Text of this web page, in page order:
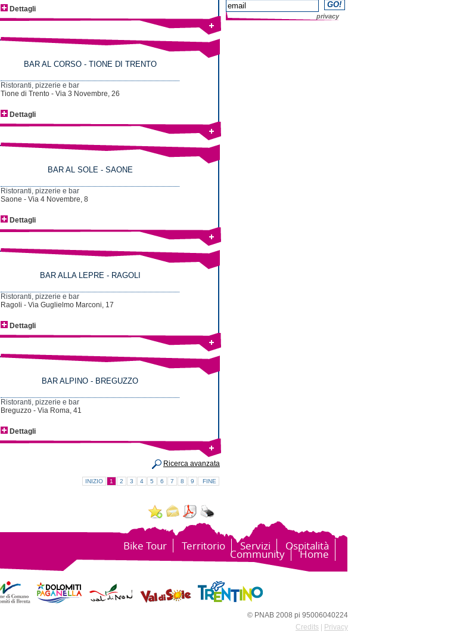
Dettagli
BAR AL CORSO - TIONE DI TRENTO
Ristoranti, pizzerie e bar
Tione di Trento - Via 3 Novembre, 26
Dettagli
BAR AL SOLE - SAONE
Ristoranti, pizzerie e bar
Saone - Via 4 Novembre, 8
Dettagli
BAR ALLA LEPRE - RAGOLI
Ristoranti, pizzerie e bar
Ragoli - Via Guglielmo Marconi, 17
Dettagli
BAR ALPINO - BREGUZZO
Ristoranti, pizzerie e bar
Breguzzo - Via Roma, 41
Dettagli
Ricerca avanzata
INIZIO 1 2 3 4 5 6 7 8 9 FINE
privacy
Bike Tour Territorio Servizi Ospitalità
Community Home
© PNAB 2008 pi 95006040224
Credits
Privacy